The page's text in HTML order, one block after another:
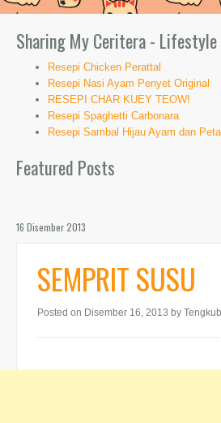
Sharing My Ceritera -
Resepi Chicken Perattal
Resepi Nasi Ayam Penyet Original
RESEPI CHAR KUEY TEOW!
Resepi Spaghetti Carbonara
Resepi Sambal Hijau Ayam dan
Featured Posts
16 Disember 2013
SEMPRIT SUSU
Posted on Disember 16, 2013 by